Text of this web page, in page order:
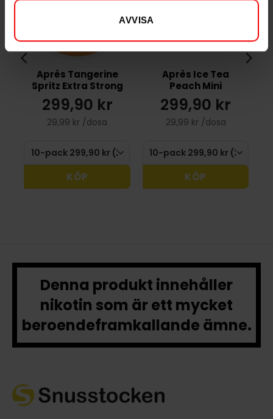
AVVISA
Après Tangerine
Spritz Extra Strong
299,90 kr
29,99 kr /dosa
KÖP
Après Ice Tea
Peach Mini
299,90 kr
29,99 kr /dosa
KÖP
Denna produkt innehåller
nikotin som är ett mycket
beroendeframkallande ämne.